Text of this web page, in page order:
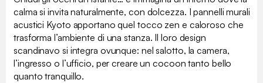
calma si invita naturalmente, con dolcezza. I pannelli murali
acustici Kyoto apportano quel tocco zen e caloroso che
trasforma l’ambiente di una stanza. Il loro design
scandinavo si integra ovunque: nel salotto, la camera,
l’ingresso o l’ufficio, per creare un cocoon tanto bello
quanto tranquillo.